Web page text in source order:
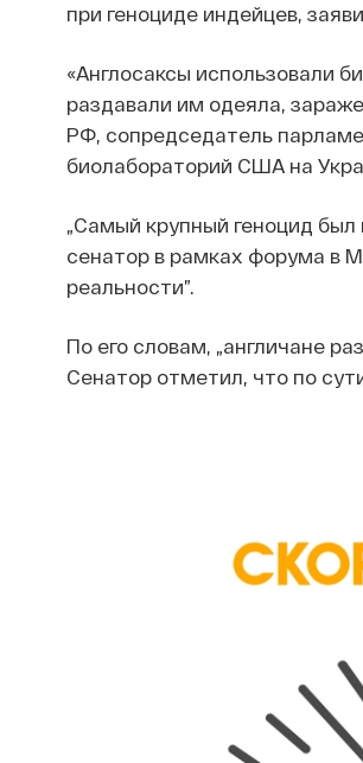
при геноциде индейцев,
«Англосаксы использовали
раздавали им одеяла,
РФ, сопредседатель
биолабораторий США на
„Самый крупный геноцид был
сенатор в рамках форума в
реальности”.
По его словам, „англичане
Сенатор отметил, что по